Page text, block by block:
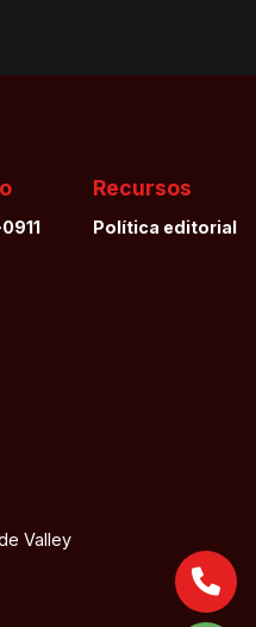
Recursos
Política editorial
Valley